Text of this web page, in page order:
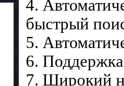
4.
быстрый
5.
6.
7. Широкий